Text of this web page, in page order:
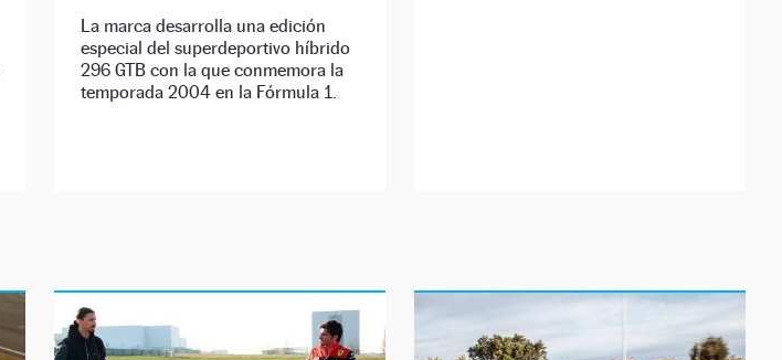
La marca desarrolla una edición
especial del superdeportivo híbrido
296 GTB con la que conmemora la
temporada 2004 en la Fórmula 1.